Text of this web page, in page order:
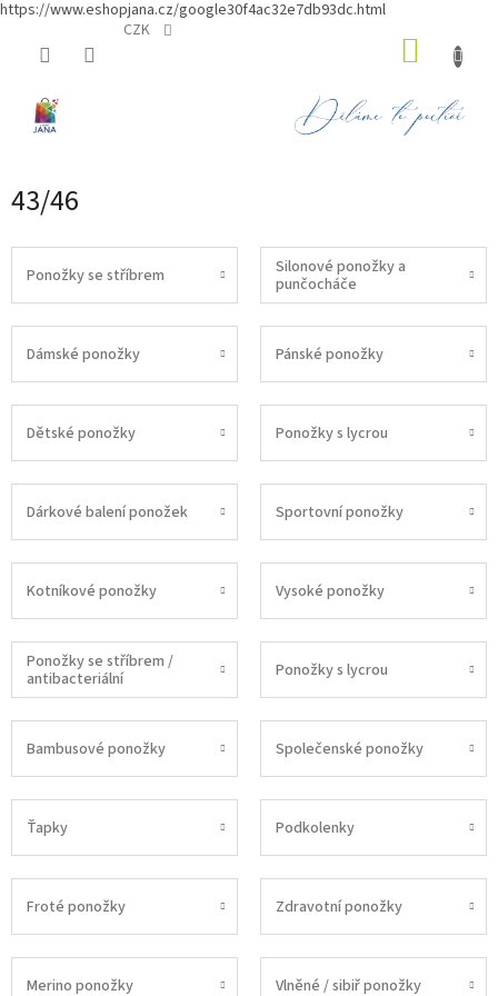
https://www.eshopjana.cz/google30f4ac32e7db93dc.html
CZK
43/46
Ponožky se stříbrem
Silonové ponožky a
punčocháče
Dámské ponožky Pánské ponožky
Dětské ponožky Ponožky s lycrou
Dárkové balení ponožek Sportovní ponožky
Kotníkové ponožky Vysoké ponožky
Ponožky se stříbrem /
antibacteriální
Ponožky s lycrou
Bambusové ponožky Společenské ponožky
Ťapky Podkolenky
Froté ponožky Zdravotní ponožky
Merino ponožky Vlněné / sibiř ponožky